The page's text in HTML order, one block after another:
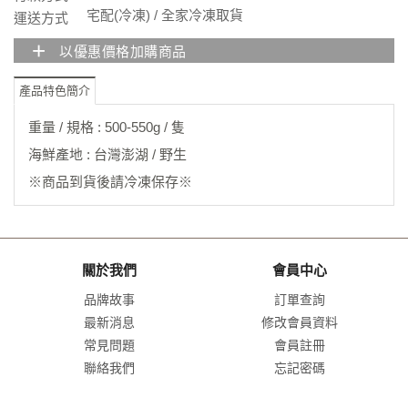
運送方式
宅配(冷凍) / 全家冷凍取貨
+ 以優惠價格加購商品
產品特色簡介
重量 / 規格 : 500-550g / 隻
海鮮產地 : 台灣澎湖 / 野生
※商品到貨後請冷凍保存※
關於我們
品牌故事
最新消息
常見問題
聯絡我們
會員中心
訂單查詢
修改會員資料
會員註冊
忘記密碼